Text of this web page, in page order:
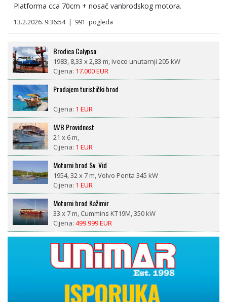
Platforma cca 70cm + nosač vanbrodskog motora.
13.2.2026. 9:36:54 | 991 pogleda
Brodica Calypso
1983, 8,33 x 2,83 m, iveco unutarnji 205 kW
Cijena: 17.000 EUR
Prodajem turistički brod
Cijena: 1 EUR
M/B Providnost
21 x 6 m,
Cijena: 1 EUR
Motorni brod Sv. Vid
1954, 32 x 7 m, Volvo Penta 345 kW
Cijena: 1 EUR
Motorni brod Kažimir
33 x 7 m, Cummins KT19M, 350 kW
Cijena: 499.999 EUR
LM 27 motorsailor
1981, 8,4 x 2,6 m, Nani 29 ks diesel
Cijena:
18.500 EUR
CROWNLINE BAYSIDE 765 AC – prikolica uključena, 377
radnih sati, spreman za sezonu
1993, 7,98 x 2,55 m, V8 Volvo Penta 570 DP (190kW,